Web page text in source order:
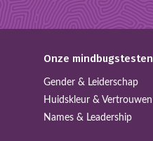
Onze mindbugstesten
Gender & Leiderschap
Huidskleur & Vertrouwen
Names & Leadership